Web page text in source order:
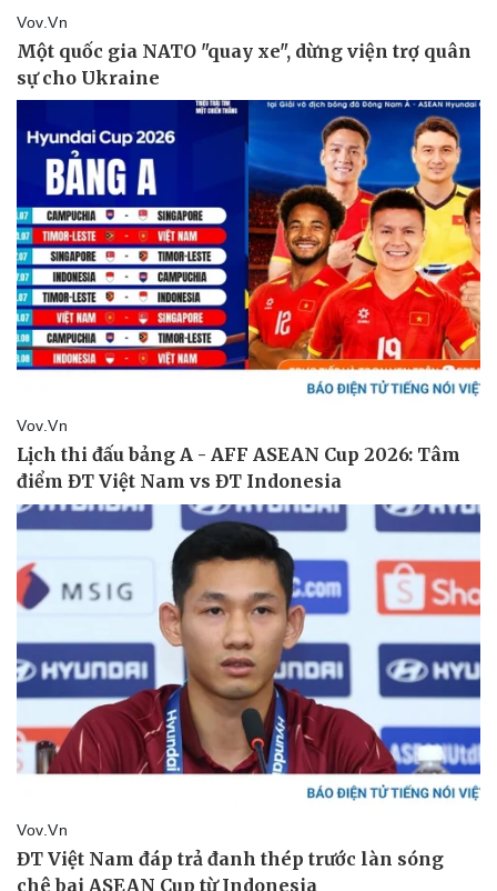
Pháp luật
Vụ án
Tin nóng
Tư vấn luật
Quân sự - Quốc phòng
Vũ khí
Việt Nam
Phân tích